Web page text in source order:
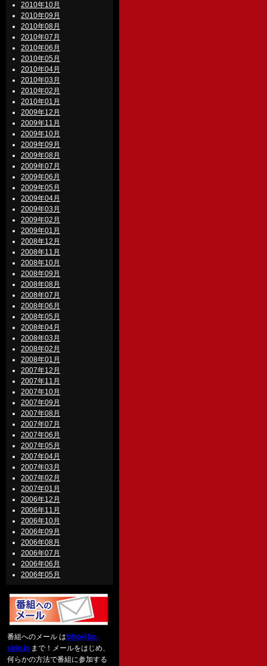
2010年10月
2010年09月
2010年08月
2010年07月
2010年06月
2010年05月
2010年04月
2010年03月
2010年02月
2010年01月
2009年12月
2009年11月
2009年10月
2009年09月
2009年08月
2009年07月
2009年06月
2009年05月
2009年04月
2009年03月
2009年02月
2009年01月
2008年12月
2008年11月
2008年10月
2008年09月
2008年08月
2008年07月
2008年06月
2008年05月
2008年04月
2008年03月
2008年02月
2008年01月
2007年12月
2007年11月
2007年10月
2007年09月
2007年08月
2007年07月
2007年06月
2007年05月
2007年04月
2007年03月
2007年02月
2007年01月
2006年12月
2006年11月
2006年10月
2006年09月
2006年08月
2006年07月
2006年06月
2006年05月
番組へのメール は biho@be-
side.jp まで！メールをはじめ、
何らかの方法で番組に参加する